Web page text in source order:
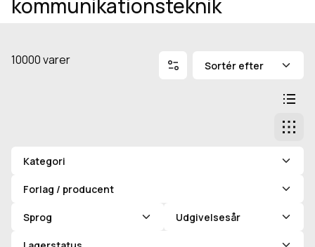
kommunikationsteknik
Filtrering
10000 varer
Kategori
Forlag / producent
Sprog
Udgivelsesår
Lagerstatus
Sortér efter